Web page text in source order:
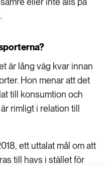
är lång väg kvar innan
Hon menar att det
till konsumtion och
rimligt i relation till
ett uttalat mål om att
till havs i stället för